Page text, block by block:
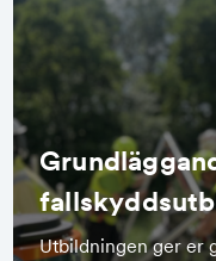
Utbildningen ger er